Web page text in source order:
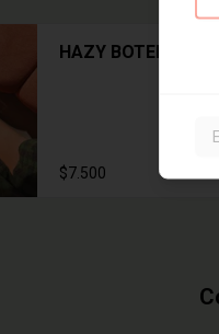
HAZY BOTELLA
$7.500